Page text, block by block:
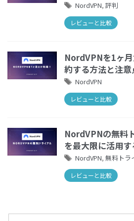
NordVPN, 評判
レビューと比較
NordVPNを1ヶ
約する方法と注意
NordVPN
レビューと比較
NordVPNの無料
を最大限に活用
NordVPN, 無料トラ
レビューと比較